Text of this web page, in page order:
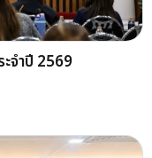
เห็นจากผู้เกี่ยวข้อง และ
ล้ว ผู้สนใจสามารถดูราย
ดหลักทรัพย์ฯ
รมนิติ จำกัด อ้างอิง :